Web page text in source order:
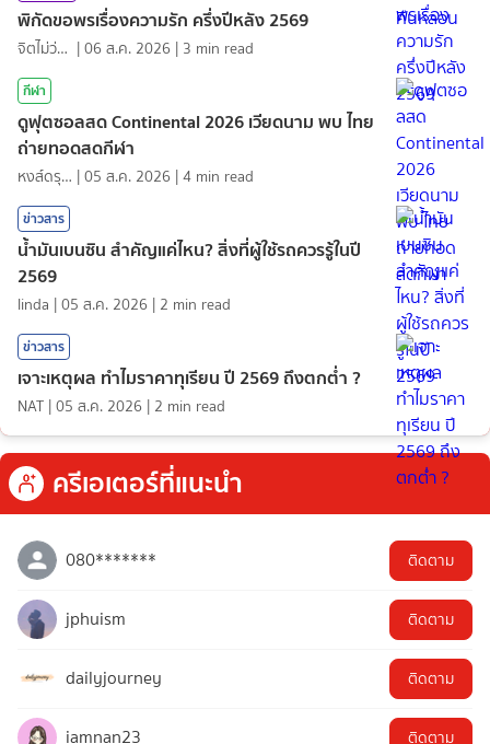
พิกัดขอพรเรื่องความรัก ครึ่งปีหลัง 2569
จิตไม่ว่าง |06 ส.ค. 2026 | 3 min read
กีฬา
ดูฟุตซอลสด Continental 2026 เวียดนาม พบ ไทย
ถ่ายทอดสดกีฬา
หงส์ดรุณ |05 ส.ค. 2026 |4 min read
ข่าวสาร
น้ำมันเบนซิน สำคัญแค่ไหน? สิ่งที่ผู้ใช้รถควรรู้ในปี
2569
linda |05 ส.ค. 2026 | 2 min read
ข่าวสาร
เจาะเหตุผล ทำไมราคาทุเรียน ปี 2569 ถึงตกต่ำ ?
NAT |05 ส.ค. 2026 | 2 min read
ครีเอเตอร์ที่แนะนำ
080******* ติดตาม
jphuism ติดตาม
dailyjourney ติดตาม
iamnan23 ติดตาม